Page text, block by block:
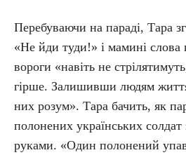
Перебуваючи на параді, Тара
«Не йди туди!» і мамині
вороги «навіть не
гірше. Залишивши людям
них розум». Тара бачить, як
полонених українських солдат
руками. «Один полонений